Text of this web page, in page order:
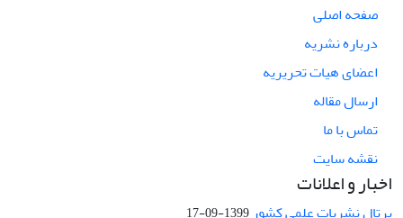
صفحه اصلی
درباره نشریه
اعضای هیات تحریریه
ارسال مقاله
تماس با ما
نقشه سایت
اخبار و اعلانات